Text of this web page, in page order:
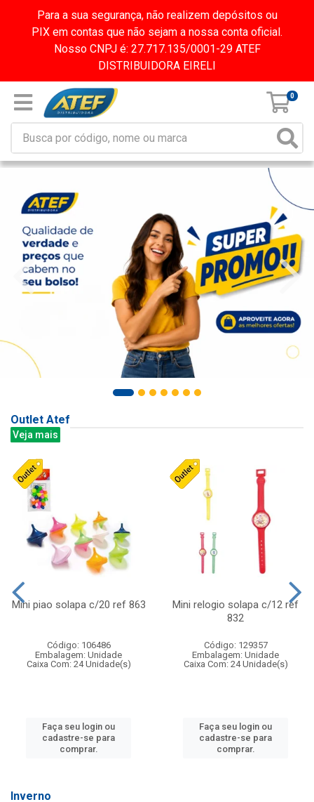
Para a sua segurança, não realizem depósitos ou
PIX em contas que não sejam a nossa conta oficial.
Nosso CNPJ é: 27.717.135/0001-29 ATEF
DISTRIBUIDORA EIRELI
0
Outlet Atef
Veja mais
Mini piao solapa c/20 ref 863
Código: 106486
Embalagem: Unidade
Caixa Com: 24 Unidade(s)
Faça seu login ou
cadastre-se para
comprar.
Mini relogio solapa c/12 ref
832
Código: 129357
Embalagem: Unidade
Caixa Com: 24 Unidade(s)
Faça seu login ou
cadastre-se para
comprar.
Inverno